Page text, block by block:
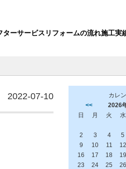
ターサービス リフォームの流れ施工実
2022-07-10
カレ
<<
2026
日
月 火 水
2
3 4 5
9
10 11 12
16
17 18 19
23
24 25 26